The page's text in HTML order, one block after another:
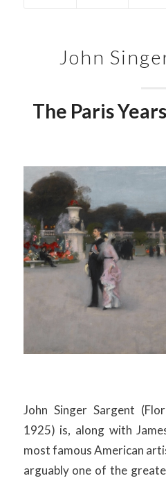
John
The Paris
John Singer Sargent
1925) is, along with
most famous American
arguably one of the